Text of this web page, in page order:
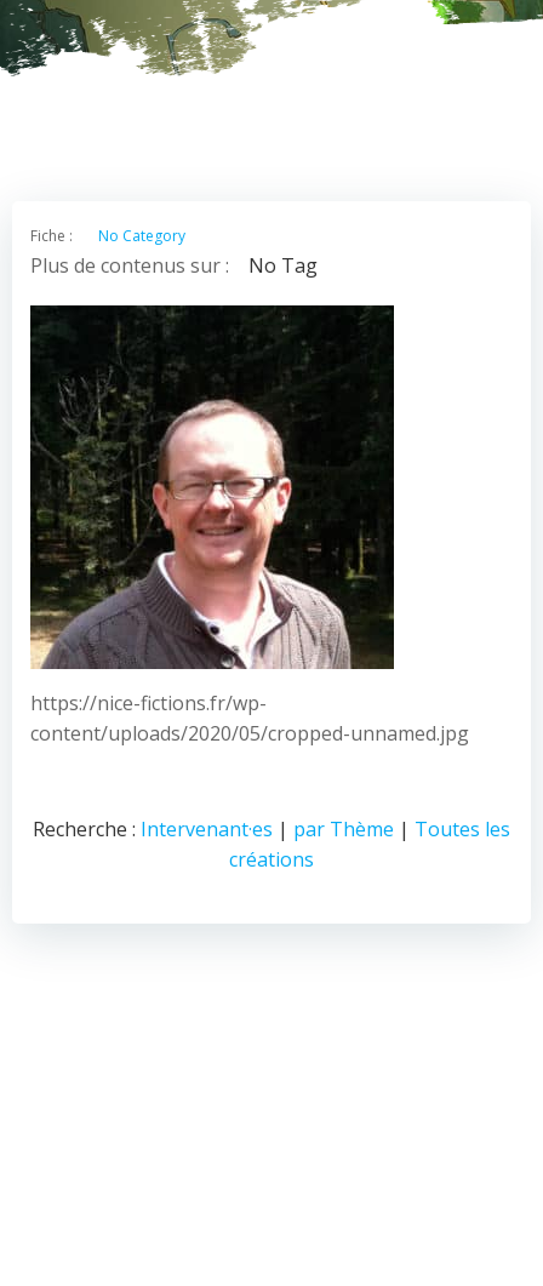
Fiche : No Category
Plus de contenus sur : No Tag
https://nice-fictions.fr/wp-
content/uploads/2020/05/cropped-unnamed.jpg
Recherche : Intervenant·es | par Thème | Toutes les
créations